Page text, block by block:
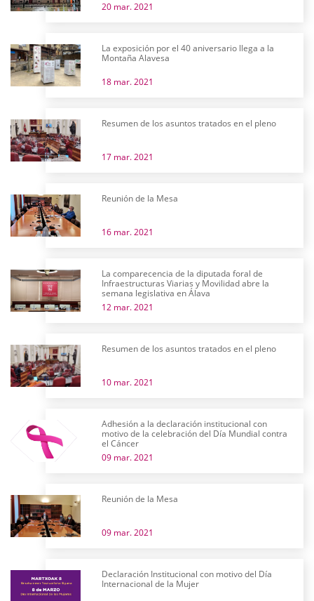
20 mar. 2021
La exposición por el 40 aniversario llega a la
Montaña Alavesa
18 mar. 2021
Resumen de los asuntos tratados en el pleno
17 mar. 2021
Reunión de la Mesa
16 mar. 2021
La comparecencia de la diputada foral de
Infraestructuras Viarias y Movilidad abre la
semana legislativa en Álava
12 mar. 2021
Resumen de los asuntos tratados en el pleno
10 mar. 2021
Adhesión a la declaración institucional con
motivo de la celebración del Día Mundial contra
el Cáncer
09 mar. 2021
Reunión de la Mesa
09 mar. 2021
Declaración Institucional con motivo del Día
Internacional de la Mujer